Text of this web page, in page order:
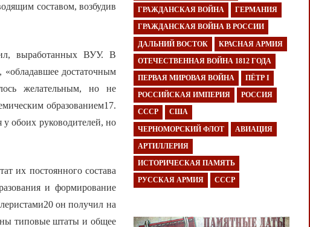
составом, возбудив
выработанных ВУУ. В
«обладавшее достаточным
желательным, но не
образованием17.
обоих руководителей, но
их постоянного состава
и формирование
он получил на
типовые штаты и общее
ГРАЖДАНСКАЯ ВОЙНА ГЕРМАНИЯ
ГРАЖДАНСКАЯ ВОЙНА В РОССИИ
ДАЛЬНИЙ ВОСТОК КРАСНАЯ АРМИЯ
ОТЕЧЕСТВЕННАЯ ВОЙНА 1812 ГОДА
ПЕРВАЯ МИРОВАЯ ВОЙНА ПЁТР I
РОССИЙСКАЯ ИМПЕРИЯ РОССИЯ
СССР США
ЧЕРНОМОРСКИЙ ФЛОТ АВИАЦИЯ
АРТИЛЛЕРИЯ
ИСТОРИЧЕСКАЯ ПАМЯТЬ
РУССКАЯ АРМИЯ СССР